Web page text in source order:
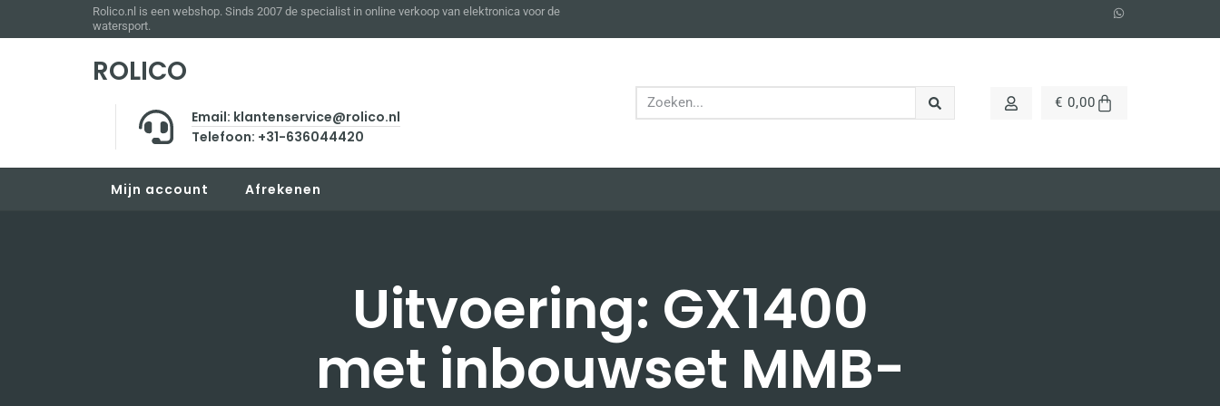
Rolico.nl is een webshop. Sinds 2007 de specialist in online verkoop van elektronica voor de
watersport.
ROLICO
Email: klantenservice@rolico.nl
Telefoon: +31-636044420
€ 0,00
Mijn account Afrekenen
Uitvoering: GX1400
met inbouwset MMB-